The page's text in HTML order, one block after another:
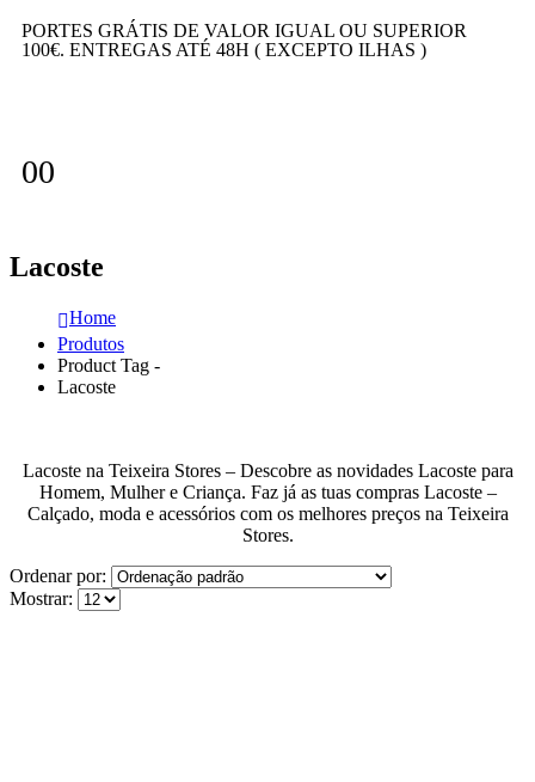
PORTES GRÁTIS DE VALOR IGUAL OU SUPERIOR
100€. ENTREGAS ATÉ 48H ( EXCEPTO ILHAS )
00
Lacoste
Home
Produtos
Product Tag -
Lacoste
Lacoste na Teixeira Stores – Descobre as novidades Lacoste para
Homem, Mulher e Criança. Faz já as tuas compras Lacoste –
Calçado, moda e acessórios com os melhores preços na Teixeira
Stores.
Ordenar por:
Mostrar: